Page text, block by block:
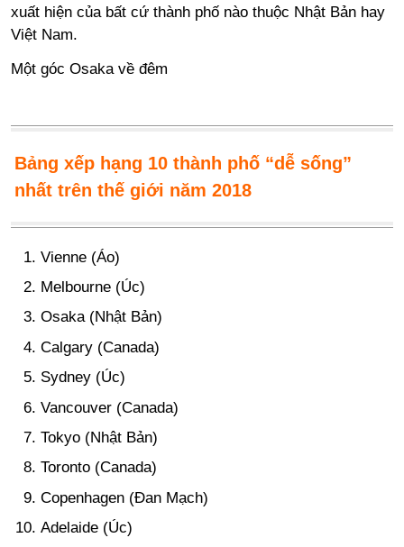
xuất hiện của bất cứ thành phố nào thuộc Nhật Bản hay
Việt Nam.
Một góc Osaka về đêm
Bảng xếp hạng 10 thành phố “dễ sống”
nhất trên thế giới năm 2018
Vienne (Áo)
Melbourne (Úc)
Osaka (Nhật Bản)
Calgary (Canada)
Sydney (Úc)
Vancouver (Canada)
Tokyo (Nhật Bản)
Toronto (Canada)
Copenhagen (Đan Mạch)
Adelaide (Úc)